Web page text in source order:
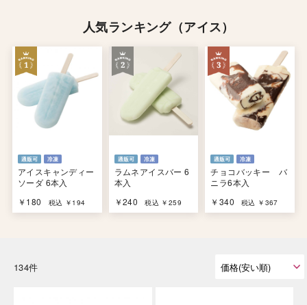
人気ランキング（アイス）
アイスキャンディー
ソーダ 6本入
￥180
税込 ￥194
ラムネアイスバー 6
本入
￥240
税込 ￥259
チョコバッキー バ
ニラ6本入
￥340
税込 ￥367
134件